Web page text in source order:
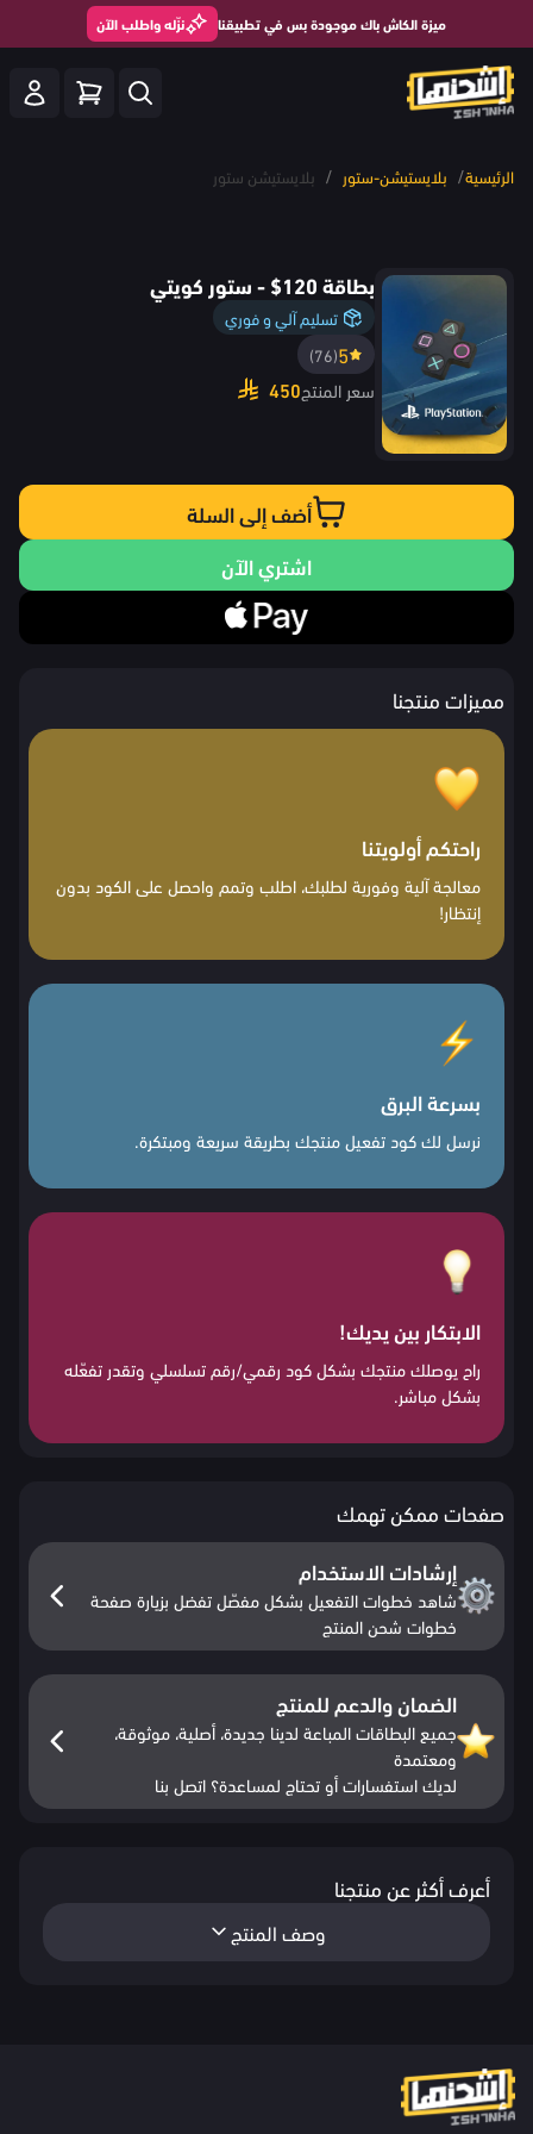
ميزة الكاش باك موجودة بس في تطبيقنا نزّله واطلب الآن
الرئيسية/ بلايستيشن-ستور / بلايستيشن ستور
بطاقة 120$ - ستور كويتي
تسليم آلي و فوري
5
(76)
سعر المنتج450
أضف إلى السلة
اشتري الآن
مميزات منتجنا
راحتكم أولويتنا
معالجة آلية وفورية لطلبك، اطلب وتمم واحصل على الكود بدون
إنتظار!
بسرعة البرق
نرسل لك كود تفعيل منتجك بطريقة سريعة ومبتكرة.
الابتكار بين يديك!
راح يوصلك منتجك بشكل كود رقمي/رقم تسلسلي وتقدر تفعّله
بشكل مباشر.
صفحات ممكن تهمك
إرشادات الاستخدام
شاهد خطوات التفعيل بشكل مفصّل تفضل بزيارة صفحة
خطوات شحن المنتج
الضمان والدعم للمنتج
جميع البطاقات المباعة لدينا جديدة، أصلية، موثوقة،
ومعتمدة
لديك استفسارات أو تحتاج لمساعدة؟ اتصل بنا
أعرف أكثر عن منتجنا
وصف المنتج